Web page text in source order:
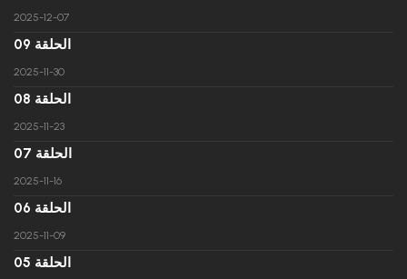
2025-12-07
الحلقة 09
2025-11-30
الحلقة 08
2025-11-23
الحلقة 07
2025-11-16
الحلقة 06
2025-11-09
الحلقة 05